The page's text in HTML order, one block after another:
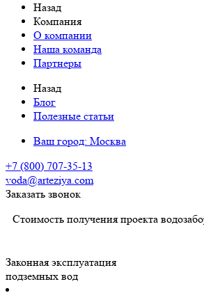
Назад
Компания
О компании
Наша команда
Партнеры
Назад
Блог
Полезные статьи
Ваш город: Москва
+7 (800) 707-35-13
voda@arteziya.com
Заказать звонок
Стоимость получения проекта
Законная эксплуатация
подземных вод